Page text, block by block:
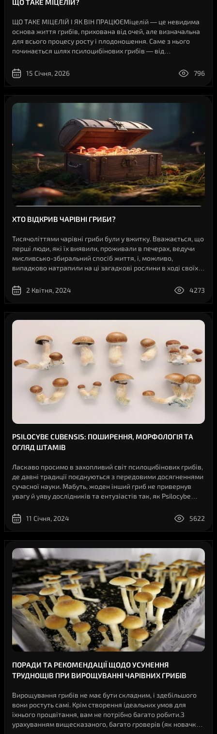
ЩО ТАКЕ МІЦЕЛІЙ?
ЩО ТАКЕ МІЦЕЛІЙ І ЯК ВІН ПРАЦЮЄМіцелій — це невидима
основа життя грибів, прихована від очей, але визначальна
для всього процесу росту і плодоношення. Саме з нього
починається шлях псилоцибінових грибів — від
матеріалі блогу Shroomen докла..
15 Січня, 2026 796
ХТО ВІДКРИВ ЧАРІВНІ ГРИБИ?
Тисячоліттями чарівні гриби були у вжитку. Вважається, що
перші люди, які їх виявили, проживали в печерах, ведучи
мисливсько-збиральний спосіб життя, і, можливо,
випадково натрапили на ці загадкові рослини в ході своїх
чарівних грибів (грибів,..
2 Квітня, 2024 4273
PSILOCYBE CUBENSIS: ПОШИРЕННЯ, МОРФОЛОГІЯ ТА
ОГЛЯД ШТАМІВ
Ласкаво просимо в захопливий світ псилоцибінових грибів,
де давні традиції поєднуються з передовими досягненнями
сучасної науки. Мабуть, жоден інший гриб не привернув
увагу й уяву дослідників та ентузіастів так, як Psilocybe
налічує стол..
11 Січня, 2024 5622
ПОРАДИ ТА РЕКОМЕНДАЦІЇ ЩОДО УСУНЕННЯ
ТРУДНОЩІВ ПРИ ВИРОЩУВАННІ ЧАРІВНИХ ГРИБІВ
Вирощування грибів не має бути складним, і здебільшого
вони ростуть самі. Крім створення ідеальних умов для
їхнього процвітання, вам не потрібно багато робити.З
урахуванням вищесказаного, багато гроверів (як новачки,